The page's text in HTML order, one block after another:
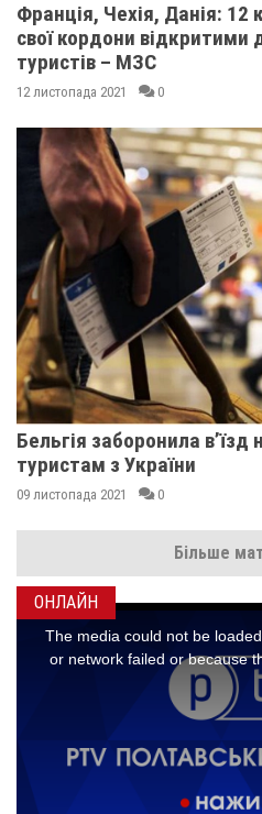
ОНЛАЙН
Франція, Чехія, Данія: 12
свої кордони відкритими
туристів – МЗС
12 листопада 2021 0
Бельгія заборонила
туристам з України
09 листопада 2021 0
Більше